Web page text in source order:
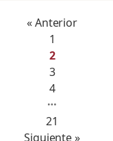
« Anterior
1
2
3
4
…
21
Siguiente »